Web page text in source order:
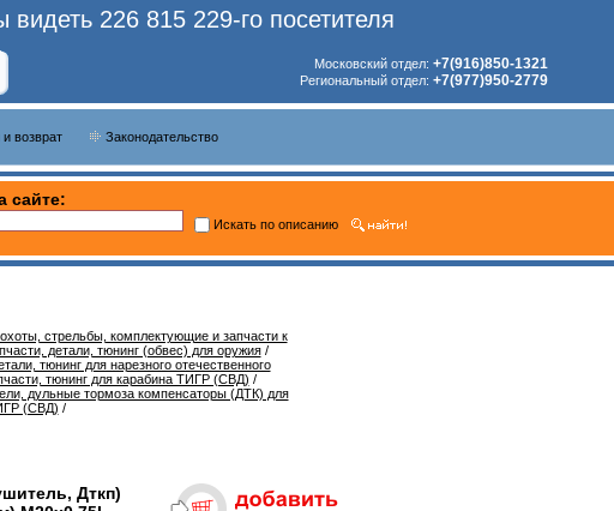
226 815 229-го посетителя
Московский отдел: +7(916)850-1321
Региональный отдел: +7(977)950-2779
и возврат Законодательство
сайте:
Искать по описанию
стрельбы, комплектующие и запчасти к
детали, тюнинг (обвес) для оружия/
тюнинг для нарезного отечественного
тюнинг для карабина ТИГР (СВД) /
дульные тормоза компенсаторы (ДТК) для
(СВД) /
Дткп)